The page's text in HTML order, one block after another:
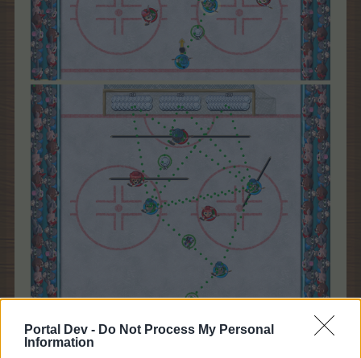
Portal Dev - Do Not Process My Personal
Information